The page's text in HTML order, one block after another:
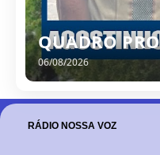
QUADRO
06/08/2026
RÁDIO NOSSA VOZ